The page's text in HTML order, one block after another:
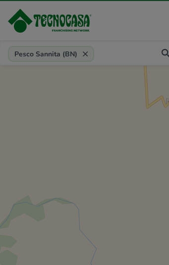
Provincia, comune, zona, riferimento
Pesco Sannita (BN)